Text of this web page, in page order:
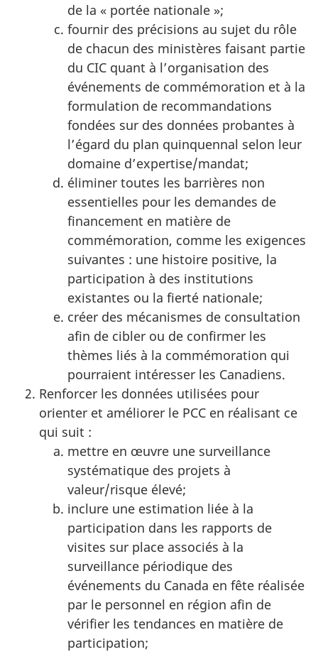
de la « portée nationale »;
fournir des précisions au sujet du rôle
de chacun des ministères faisant partie
du CIC quant à l’organisation des
événements de commémoration et à la
formulation de recommandations
fondées sur des données probantes à
l’égard du plan quinquennal selon leur
domaine d’expertise/mandat;
éliminer toutes les barrières non
essentielles pour les demandes de
financement en matière de
commémoration, comme les exigences
suivantes : une histoire positive, la
participation à des institutions
existantes ou la fierté nationale;
créer des mécanismes de consultation
afin de cibler ou de confirmer les
thèmes liés à la commémoration qui
pourraient intéresser les Canadiens.
Renforcer les données utilisées pour
orienter et améliorer le PCC en réalisant ce
qui suit :
mettre en œuvre une surveillance
systématique des projets à
valeur/risque élevé;
inclure une estimation liée à la
participation dans les rapports de
visites sur place associés à la
surveillance périodique des
événements du Canada en fête réalisée
par le personnel en région afin de
vérifier les tendances en matière de
participation;